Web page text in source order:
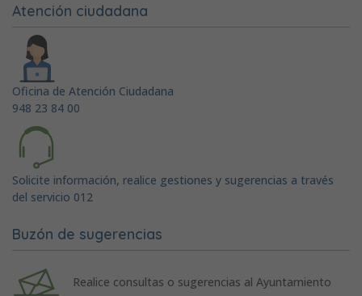
Atención ciudadana
Oficina de Atención Ciudadana
948 23 84 00
Solicite información, realice gestiones y sugerencias a través
del servicio 012
Buzón de sugerencias
Realice consultas o sugerencias al Ayuntamiento